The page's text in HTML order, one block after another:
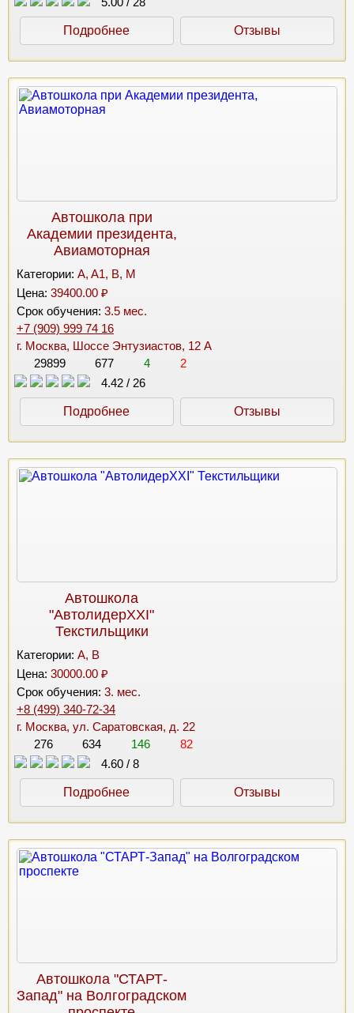
Подробнее Отзывы
Автошкола при
Академии президента,
Авиамоторная
Категории: A, A1, B, M
Цена: 39400.00 ₽
Срок обучения: 3.5 мес.
+7 (909) 999 74 16
г. Москва, Шоссе Энтузиастов, 12 А
29899
677 4
2
4.42 / 26
Подробнее Отзывы
Автошкола
"АвтолидерХХI"
Текстильщики
Категории: A, B
Цена: 30000.00 ₽
Срок обучения: 3. мес.
+8 (499) 340-72-34
г. Москва, ул. Саратовская, д. 22
276
634 146
82
4.60 / 8
Подробнее Отзывы
Автошкола "СТАРТ-
Запад" на Волгоградском